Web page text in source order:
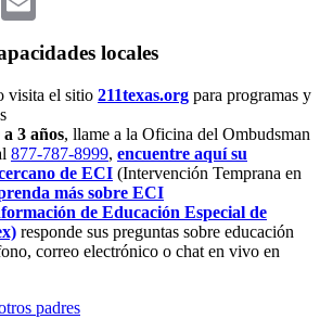
locales
visita el sitio 211texas.org para programas y
3 años, llame a la Oficina del Ombudsman
877-787-8999, encuentre aquí su
de ECI (Intervención Temprana en
más sobre ECI
de Educación Especial de
responde sus preguntas sobre educación
correo electrónico o chat en vivo en
padres